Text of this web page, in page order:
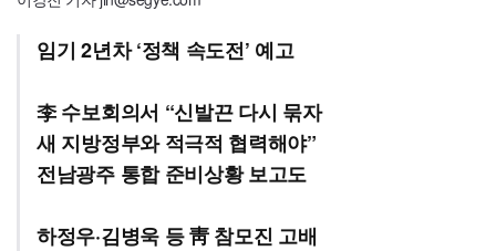
임기 2년차 ‘정책 속도전’ 예고
李 수보회의서 “신발끈 다시 묶자
새 지방정부와 적극적 협력해야”
전남광주 통합 준비상황 보고도
하정우·김병욱 등 靑 참모진 고배